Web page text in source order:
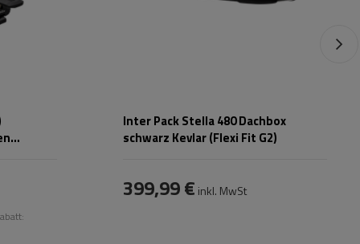
Inter Pack Stella 480 Dachbox
schwarz Kevlar (Flexi Fit G2)
399,99 € inkl. MwSt